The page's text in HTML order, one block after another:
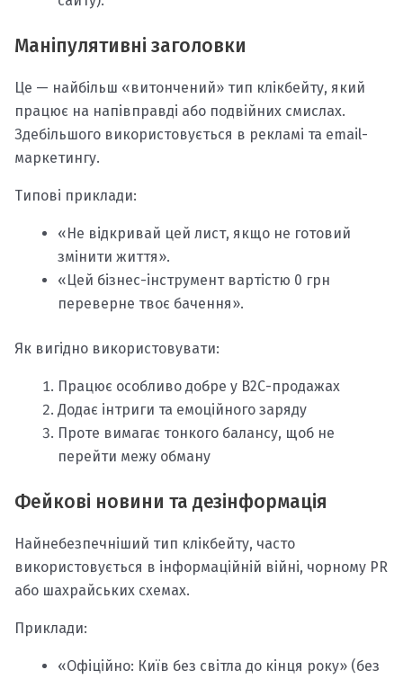
Маніпулятивні заголовки
Це — найбільш «витончений» тип клікбейту, який
працює на напівправді або подвійних смислах.
Здебільшого використовується в рекламі та email-
маркетингу.
Типові приклади:
«Не відкривай цей лист, якщо не готовий
змінити життя».
«Цей бізнес-інструмент вартістю 0 грн
переверне твоє бачення».
Як вигідно використовувати:
Працює особливо добре у В2С-продажах
Додає інтриги та емоційного заряду
Проте вимагає тонкого балансу, щоб не
перейти межу обману
Фейкові новини та дезінформація
Найнебезпечніший тип клікбейту, часто
використовується в інформаційній війні, чорному PR
або шахрайських схемах.
Приклади:
«Офіційно: Київ без світла до кінця року» (без